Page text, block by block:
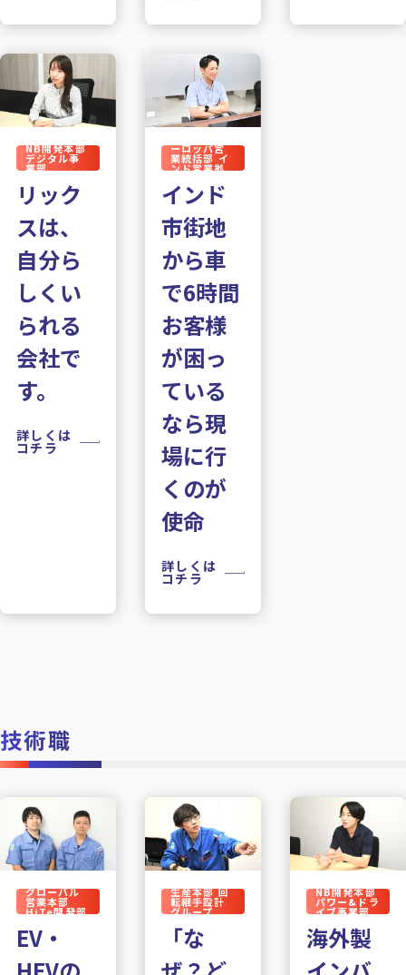
NB開発本部
デジタル事
業部
リック
スは、
自分ら
しくい
られる
会社で
す。
詳しくは
コチラ
ーロッパ営
業統括部 イ
ンド営業拠
インド
市街地
から車
で6時間
お客様
が困っ
ている
なら現
場に行
くのが
使命
詳しくは
コチラ
技術職
グローバル
営業本部
HiTe開発部
EV・
生産本部 回
転継手設計
グループ
「な
NB開発本部
パワー&ドラ
イブ事業部
海外製